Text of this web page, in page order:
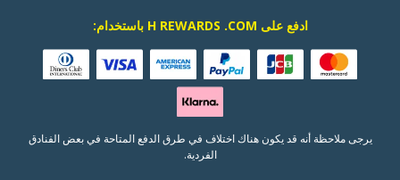
ادفع على H REWARDS .COM باستخدام:
يرجى ملاحظة أنه قد يكون هناك اختلاف في طرق الدفع المتاحة في بعض الفنادق
الفردية.